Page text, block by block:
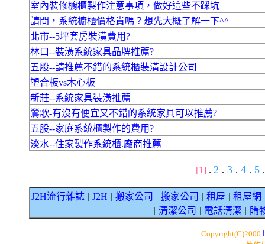
室內裝修櫥櫃製作注意事項，做好這些不踩坑
請問，系統櫥櫃價格貴嗎？想先大概了解一下^^
北市--5坪套房裝潢費用?
林口--裝潢系統家具品牌推薦?
五股--請推薦不錯的系統櫃裝潢設計公司
塑合板vs木心板
新莊--系統家具裝潢推薦
鶯歌-有沒有便宜又不錯的系統家具可以推薦?
五股--家庭系統櫃製作的費用?
淡水--住家製作系統櫃.廠商推薦
[1] . 2 . 3 . 4 . 5 .
J2H流行雜誌 J2H 搬家公司 搬家公司 租屋 租屋網
清潔公司 電話清潔 購
Copyright(C)2000